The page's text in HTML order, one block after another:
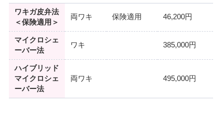
ワキガ皮弁法
＜保険適用＞
両ワキ 保険適用 46,200円
マイクロシェ
ーバー法
ワキ 385,000円
ハイブリッド
マイクロシェ
ーバー法
両ワキ 495,000円